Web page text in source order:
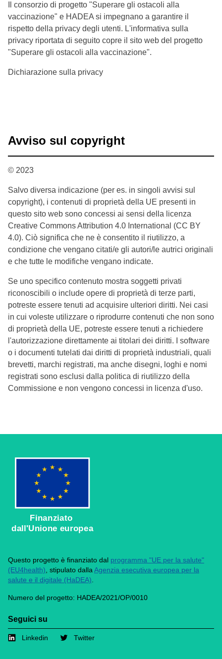
Il consorzio di progetto "Superare gli ostacoli alla
vaccinazione" e HADEA si impegnano a garantire il
rispetto della privacy degli utenti. L'informativa sulla
privacy riportata di seguito copre il sito web del progetto
"Superare gli ostacoli alla vaccinazione".
Dichiarazione sulla privacy
Avviso sul copyright
© 2023
Salvo diversa indicazione (per es. in singoli avvisi sul
copyright), i contenuti di proprietà della UE presenti in
questo sito web sono concessi ai sensi della licenza
Creative Commons Attribution 4.0 International (CC BY
4.0). Ciò significa che ne è consentito il riutilizzo, a
condizione che vengano citati/e gli autori/le autrici originali
e che tutte le modifiche vengano indicate.
Se uno specifico contenuto mostra soggetti privati
riconoscibili o include opere di proprietà di terze parti,
potreste essere tenuti ad acquisire ulteriori diritti. Nei casi
in cui voleste utilizzare o riprodurre contenuti che non sono
di proprietà della UE, potreste essere tenuti a richiedere
l'autorizzazione direttamente ai titolari dei diritti. I software
o i documenti tutelati dai diritti di proprietà industriali, quali
brevetti, marchi registrati, ma anche disegni, loghi e nomi
registrati sono esclusi dalla politica di riutilizzo della
Commissione e non vengono concessi in licenza d'uso.
dall'Unione europea
Questo progetto è finanziato dal programma "UE per la salute"
(EU4health) , stipulato dalla Agenzia esecutiva europea per la
salute e il digitale (HaDEA)
Numero del progetto: HADEA/2021/OP/0010
Seguici su
Linkedin Twitter